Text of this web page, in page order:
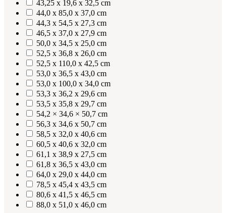
43,25 x 19,6 x 32,5 cm
44,0 x 85,0 x 37,0 cm
44,3 x 54,5 x 27,3 cm
46,5 x 37,0 x 27,9 cm
50,0 x 34,5 x 25,0 cm
52,5 x 36,8 x 26,0 cm
52,5 x 110,0 x 42,5 cm
53,0 x 36,5 x 43,0 cm
53,0 x 100,0 x 34,0 cm
53,3 x 36,2 x 29,6 cm
53,5 x 35,8 x 29,7 cm
54,2 × 34,6 × 50,7 cm
56,3 x 34,6 x 50,7 cm
58,5 x 32,0 x 40,6 cm
60,5 x 40,6 x 32,0 cm
61,1 x 38,9 x 27,5 cm
61,8 x 36,5 x 43,0 cm
64,0 x 29,0 x 44,0 cm
78,5 x 45,4 x 43,5 cm
80,6 x 41,5 x 46,5 cm
88,0 x 51,0 x 46,0 cm